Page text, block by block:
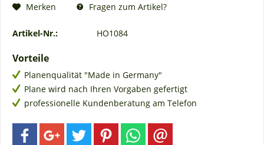
Merken Fragen zum Artikel?
Artikel-Nr.: HO1084
Vorteile
Planenqualität "Made in Germany"
Plane wird nach Ihren Vorgaben gefertigt
professionelle Kundenberatung am Telefon